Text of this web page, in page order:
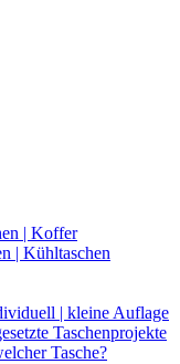
| Koffer
| Kühltaschen
| kleine Auflage
Taschenprojekte
Tasche?